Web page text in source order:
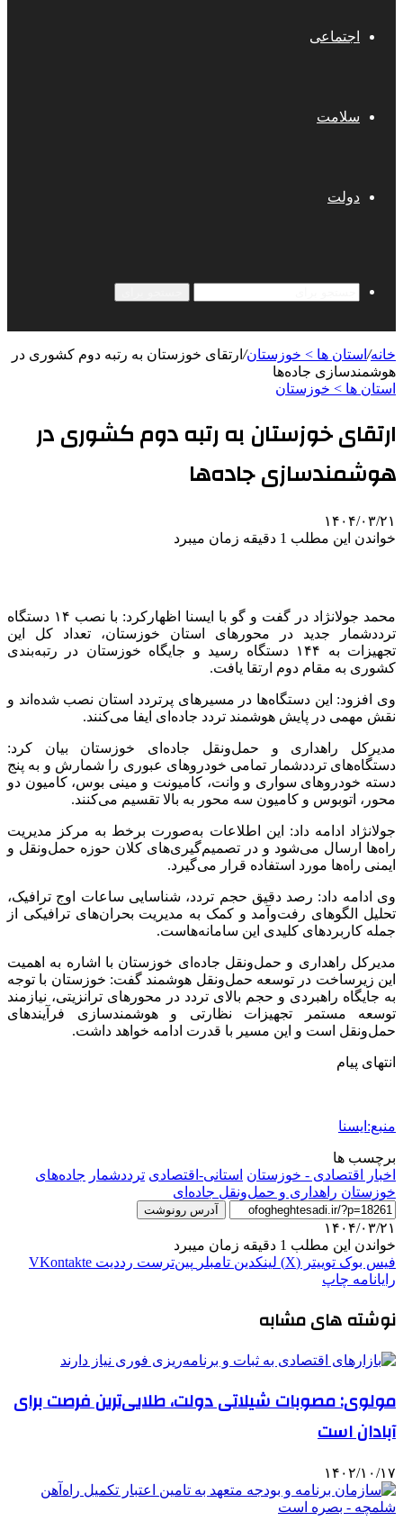
اجتماعی
سلامت
دولت
خانه/ استان ها > خوزستان/ ارتقای خوزستان به رتبه دوم کشوری در
هوشمندسازی جاده‌ها
استان ها > خوزستان
ارتقای خوزستان به رتبه دوم کشوری در
هوشمندسازی جاده‌ها
۱۴۰۴/۰۳/۲۱
خواندن این مطلب 1 دقیقه زمان میبرد
محمد جولانژاد در گفت و گو با ایسنا اظهارکرد: با نصب ۱۴ دستگاه
ترددشمار جدید در محورهای استان خوزستان، تعداد کل این
تجهیزات به ۱۴۴ دستگاه رسید و جایگاه خوزستان در رتبه‌بندی
کشوری به مقام دوم ارتقا یافت.
وی افزود: این دستگاه‌ها در مسیرهای پرتردد استان نصب شده‌اند و
نقش مهمی در پایش هوشمند تردد جاده‌ای ایفا می‌کنند.
مدیرکل راهداری و حمل‌ونقل جاده‌ای خوزستان بیان کرد:
دستگاه‌های ترددشمار تمامی خودروهای عبوری را شمارش و به پنج
دسته خودروهای سواری و وانت، کامیونت و مینی بوس، کامیون دو
محور، اتوبوس و کامیون سه محور به بالا تقسیم می‌کنند.
جولانژاد ادامه داد: این اطلاعات به‌صورت برخط به مرکز مدیریت
راه‌ها ارسال می‌شود و در تصمیم‌گیری‌های کلان حوزه حمل‌ونقل و
ایمنی راه‌ها مورد استفاده قرار می‌گیرد.
وی ادامه داد: رصد دقیق حجم تردد، شناسایی ساعات اوج ترافیک،
تحلیل الگوهای رفت‌وآمد و کمک به مدیریت بحران‌های ترافیکی از
جمله کاربردهای کلیدی این سامانه‌هاست.
مدیرکل راهداری و حمل‌ونقل جاده‌ای خوزستان با اشاره به اهمیت
این زیرساخت در توسعه حمل‌ونقل هوشمند گفت: خوزستان با توجه
به جایگاه راهبردی و حجم بالای تردد در محورهای ترانزیتی، نیازمند
توسعه مستمر تجهیزات نظارتی و هوشمندسازی فرآیندهای
حمل‌ونقل است و این مسیر با قدرت ادامه خواهد داشت.
انتهای پیام
منبع:ایسنا
برچسب ها
اخبار اقتصادی - خوزستان استانی-اقتصادی ترددشمار جاده‌های
خوزستان راهداری و حمل‌ونقل جاده‌ای
آدرس رونوشت
۱۴۰۴/۰۳/۲۱
خواندن این مطلب 1 دقیقه زمان میبرد
فیس بوک توییتر (X) لینکدین ‫تامبلر ‫پین‌ترست ‫رددیت ‫VKontakte
رایانامه چاپ
نوشته های مشابه
مولوی: مصوبات شیلاتی دولت، طلایی‌ترین فرصت برای
آبادان است
۱۴۰۲/۱۰/۱۷